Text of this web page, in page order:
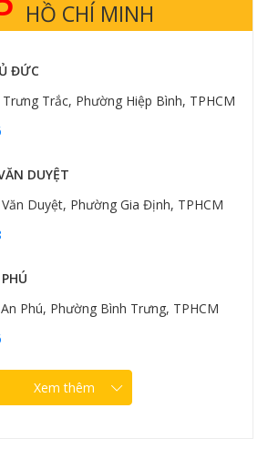
HỒ CHÍ MINH
ĐỨC
Trắc, Phường Hiệp Bình, TPHCM
DUYỆT
Duyệt, Phường Gia Định, TPHCM
Phú, Phường Bình Trưng, TPHCM
Xem thêm